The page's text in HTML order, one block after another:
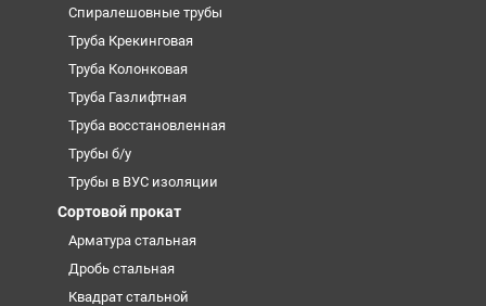
Спиралешовные трубы
Труба Крекинговая
Труба Колонковая
Труба Газлифтная
Труба восстановленная
Трубы б/у
Трубы в ВУС изоляции
Сортовой прокат
Арматура стальная
Дробь стальная
Квадрат стальной